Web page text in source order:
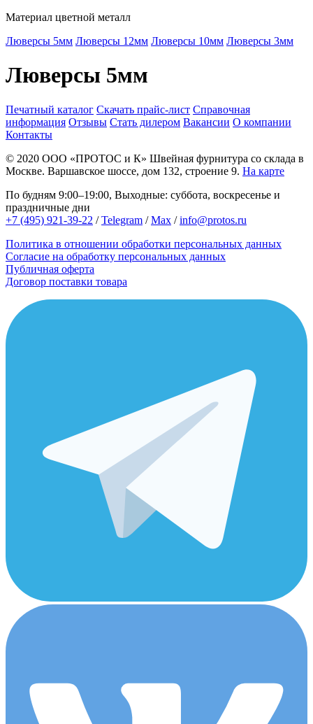
Материал цветной металл
Люверсы 5мм Люверсы 12мм Люверсы 10мм Люверсы 3мм
Люверсы 5мм
Печатный каталог Скачать прайс-лист Справочная
информация Отзывы Стать дилером Вакансии О компании
Контакты
© 2020 ООО «ПРОТОС и К» Швейная фурнитура со склада в
Москве. Варшавское шоссе, дом 132, строение 9. На карте
По будням 9:00–19:00, Выходные: суббота, воскресенье и
праздничные дни
+7 (495) 921-39-22 /Telegram /Max /info@protos.ru
Политика в отношении обработки персональных данных
Согласие на обработку персональных данных
Публичная оферта
Договор поставки товара